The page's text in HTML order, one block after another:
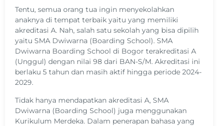
Tentu, semua orang tua ingin menyekolahkan
anaknya di tempat terbaik yaitu yang memiliki
akreditasi A. Nah, salah satu sekolah yang bisa dipilih
yaitu SMA Dwiwarna (Boarding School). SMA
Dwiwarna Boarding School di Bogor terakreditasi A
(Unggul) dengan nilai 98 dari BAN-S/M. Akreditasi ini
berlaku 5 tahun dan masih aktif hingga periode 2024-
2029.
Tidak hanya mendapatkan akreditasi A, SMA
Dwiwarna (Boarding School) juga menggunakan
Kurikulum Merdeka. Dalam penerapan bahasa yang